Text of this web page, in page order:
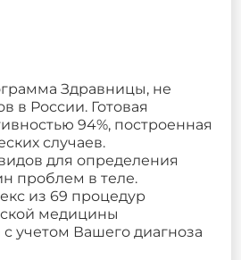
Здравницы, не
в России. Готовая
94%, построенная
случаев.
для определения
проблем в теле.
из 69 процедур
медицины
учетом Вашего диагноза